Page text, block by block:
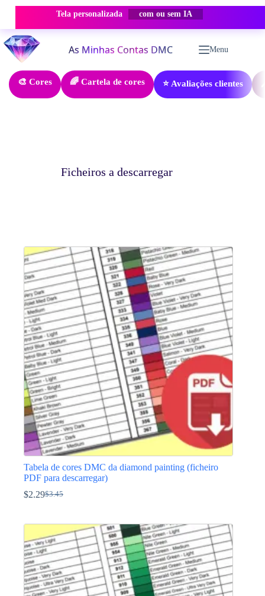
Tela personalizada com ou sem IA
Pular
para
conteúdo
Menu
🎨 Cores 🌈 Cartela de cores ⭐ Avaliações clientes
Ficheiros a descarregar
Tabela de cores DMC da diamond painting (ficheiro
PDF para descarregar)
$3.45
O
$3.45.
$2.29O
$2.29.